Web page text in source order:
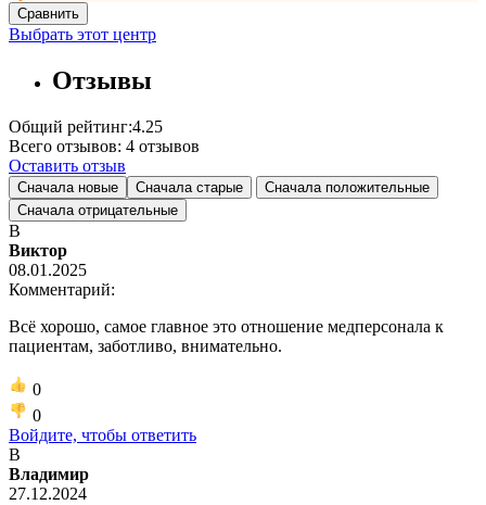
Сравнить
Выбрать этот центр
Отзывы
Общий рейтинг:4.25
Всего отзывов: 4 отзывов
Оставить отзыв
Сначала новые Сначала старые
Сначала положительные
Сначала отрицательные
В
Виктор
08.01.2025
Комментарий:
Всё хорошо, самое главное это отношение медперсонала к
пациентам, заботливо, внимательно.
0
0
Войдите, чтобы ответить
В
Владимир
27.12.2024